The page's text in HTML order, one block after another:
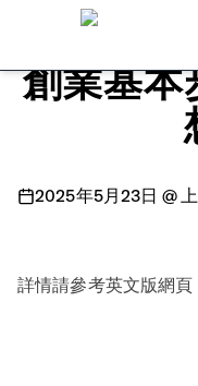
創業基本
2025年5月23日 @
詳情請參考英文版網頁